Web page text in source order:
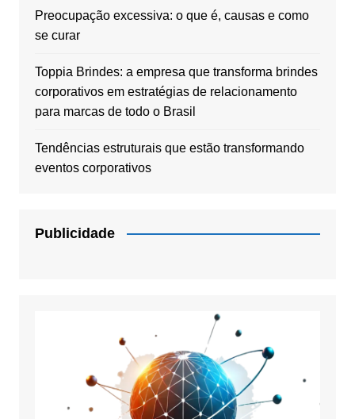
Preocupação excessiva: o que é, causas e como
se curar
Toppia Brindes: a empresa que transforma brindes
corporativos em estratégias de relacionamento
para marcas de todo o Brasil
Tendências estruturais que estão transformando
eventos corporativos
Publicidade